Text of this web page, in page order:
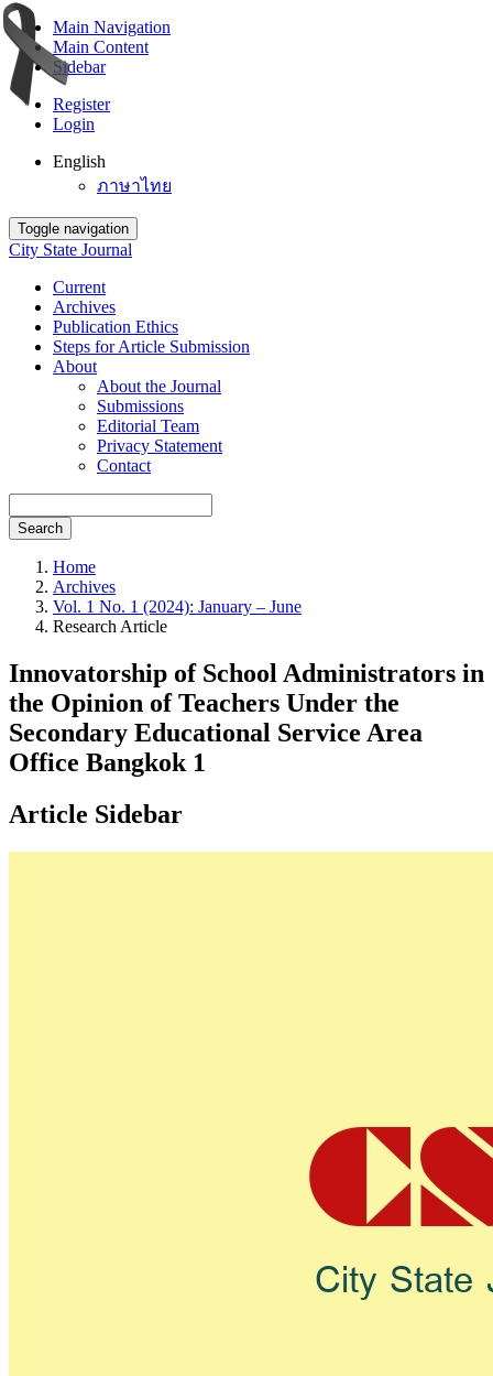
Main Navigation
Main Content
Sidebar
Register
Login
English
ภาษาไทย
Toggle navigation
City State Journal
Current
Archives
Publication Ethics
Steps for Article Submission
About
About the Journal
Submissions
Editorial Team
Privacy Statement
Contact
Search
Home
Archives
Vol. 1 No. 1 (2024): January – June
Research Article
Innovatorship of School Administrators in
the Opinion of Teachers Under the
Secondary Educational Service Area
Office Bangkok 1
Article Sidebar